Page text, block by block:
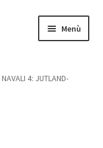
Menù
4: JUTLAND-